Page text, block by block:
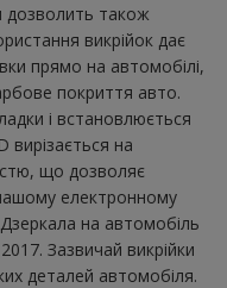
дозволить також
викрійок дає
прямо на автомобілі,
покриття авто.
і встановлюється
вирізається на
що дозволяє
електронному
на автомобіль
Зазвичай викрійки
деталей автомобіля.